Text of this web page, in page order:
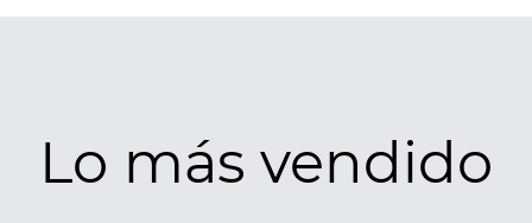
Lo más vendido